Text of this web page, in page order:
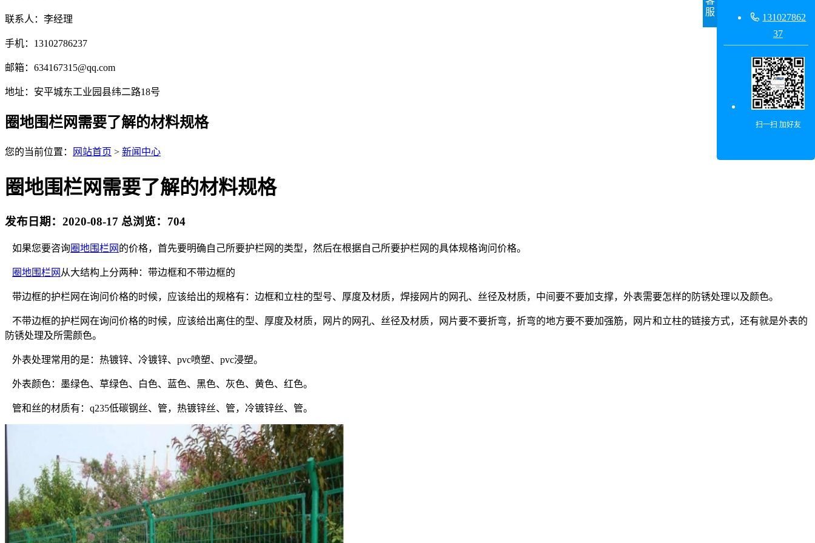
联系人：李经理
手机：13102786237
邮箱：634167315@qq.com
地址：安平城东工业园县纬二路18号
圈地围栏网需要了解的材料规格
您的当前位置： 网站首页 > 新闻中心
圈地围栏网需要了解的材料规格
发布日期：2020-08-17 总浏览： 704
如果您要咨询圈地围栏网 的价格，首先要明确自己所要护栏网的类型，然后在根据自己所要护栏网的具体规格询问价格。
圈地围栏网 从大结构上分两种：带边框和不带边框的
带边框的护栏网在询问价格的时候，应该给出的规格有：边框和立柱的型号、厚度及材质，焊接网片的网孔、丝径及材质，中间要不要加支撑，外表需要怎样的防锈处理以及颜色。
不带边框的护栏网在询问价格的时候，应该给出离住的型、厚度及材质，网片的网孔、丝径及材质，网片要不要折弯，折弯的地方要不要加强筋，网片和立柱的链接方式，还有就是外表的
防锈处理及所需颜色。
外表处理常用的是：热镀锌、冷镀锌、pvc喷塑、pvc浸塑。
外表颜色：墨绿色、草绿色、白色、蓝色、黑色、灰色、黄色、红色。
管和丝的材质有：q235低碳钢丝、管，热镀锌丝、管，冷镀锌丝、管。
服
 131027862
37
扫一扫 加好友